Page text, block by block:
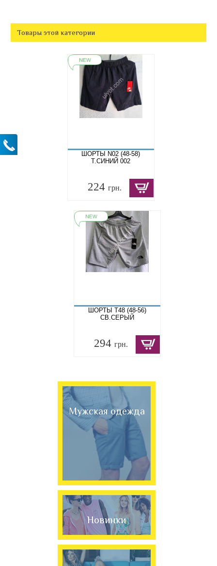
Товары этой категории
ШОРТЫ N02 (48-58)
Т.СИНИЙ 002
224 грн.
ШОРТЫ T48 (48-56)
СВ.СЕРЫЙ
294 грн.
Мужская одежда
Новинки